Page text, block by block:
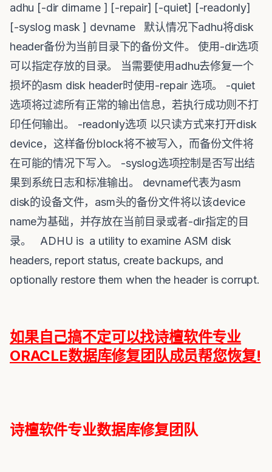
adhu [-dir dirname ] [-repair] [-quiet] [-readonly]
[-syslog mask ] devname 默认情况下adhu将disk
header备份为当前目录下的备份文件。 使用-dir选项
可以指定存放的目录。 当需要使用adhu去修复一个
损坏的asm disk header时使用-repair 选项。 -quiet
选项将过滤所有正常的输出信息，若执行成功则不打
印任何输出。 -readonly选项 以只读方式来打开disk
device，这样备份block将不被写入，而备份文件将
在可能的情况下写入。 -syslog选项控制是否写出结
果到系统日志和标准输出。 devname代表为asm
disk的设备文件，asm头的备份文件将以该device
name为基础，并存放在当前目录或者-dir指定的目
录。 ADHU is a utility to examine ASM disk
headers, report status, create backups, and
optionally restore them when the header is corrupt.
如果自己搞不定可以找诗檀软件专业
ORACLE数据库修复团队成员帮您恢复!
诗檀软件专业数据库修复团队